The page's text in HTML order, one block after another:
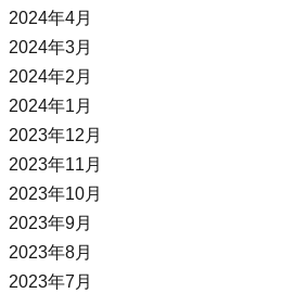
2024年4月
2024年3月
2024年2月
2024年1月
2023年12月
2023年11月
2023年10月
2023年9月
2023年8月
2023年7月